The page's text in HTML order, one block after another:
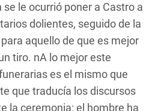
le ocurrió poner a Castro a
dolientes, seguido de la
aquello de que es mejor
tiro. nA lo mejor este
es el mismo que
que traducía los discursos
la ceremonia: el hombre ha